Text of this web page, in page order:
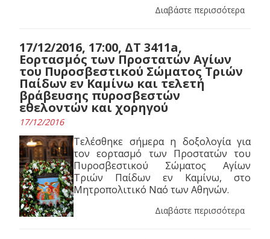
Διαβάστε περισσότερα
17/12/2016, 17:00, ΔΤ 3411a,
Εορτασμός των Προστατών Αγίων
του Πυροσβεστικού Σώματος Τριών
Παίδων εν Καμίνω και τελετή
βράβευσης πυροσβεστών
εθελοντών και χορηγού
17/12/2016
Τελέσθηκε σήμερα η δοξολογία για
τον εορτασμό των Προστατών του
Πυροσβεστικού Σώματος Αγίων
Τριών Παίδων εν Καμίνω, στο
Μητροπολιτικό Ναό των Αθηνών.
Διαβάστε περισσότερα